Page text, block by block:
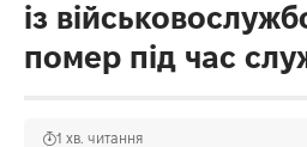
із
помер під час
1 хв. читання